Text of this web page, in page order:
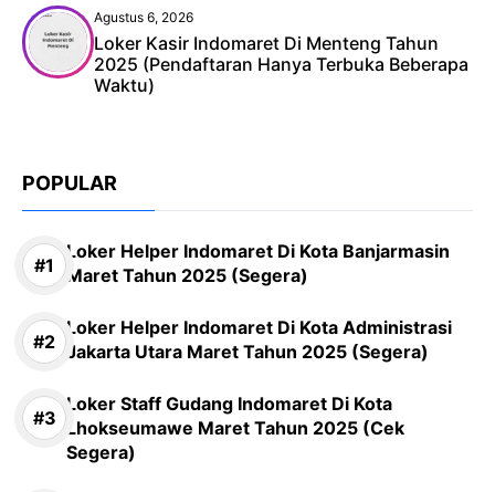
Agustus 6, 2026
Loker Kasir Indomaret Di Menteng Tahun
2025 (Pendaftaran Hanya Terbuka Beberapa
Waktu)
POPULAR
Loker Helper Indomaret Di Kota Banjarmasin
Maret Tahun 2025 (Segera)
Loker Helper Indomaret Di Kota Administrasi
Jakarta Utara Maret Tahun 2025 (Segera)
Loker Staff Gudang Indomaret Di Kota
Lhokseumawe Maret Tahun 2025 (Cek
Segera)